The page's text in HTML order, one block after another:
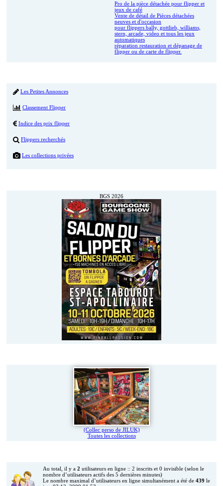
Pro de la pièce détachée pour flipper et
jeux de café
Vente de détail de Pièces détachées
neuves et d'occasion
pour flippers bally, gottlieb, williams,
stern, arcade, video et tous les jeux
automatiques
réparation restauration et dépanage de
flipper ou de carte de flipper.
Les Petites Annonces
Classement Flipper
Indice des prix flipper
Flippers recherchés
Les collections privées
BGS 2026
(Collec perso de JILUK)
Toutes les collections
Au total, il y a 2 utilisateurs en ligne :: 2 inscrits et 0 invisible (selon le
nombre d’utilisateurs actifs des 5 dernières minutes)
Le nombre maximal d’utilisateurs en ligne simultanément a été de 439 le